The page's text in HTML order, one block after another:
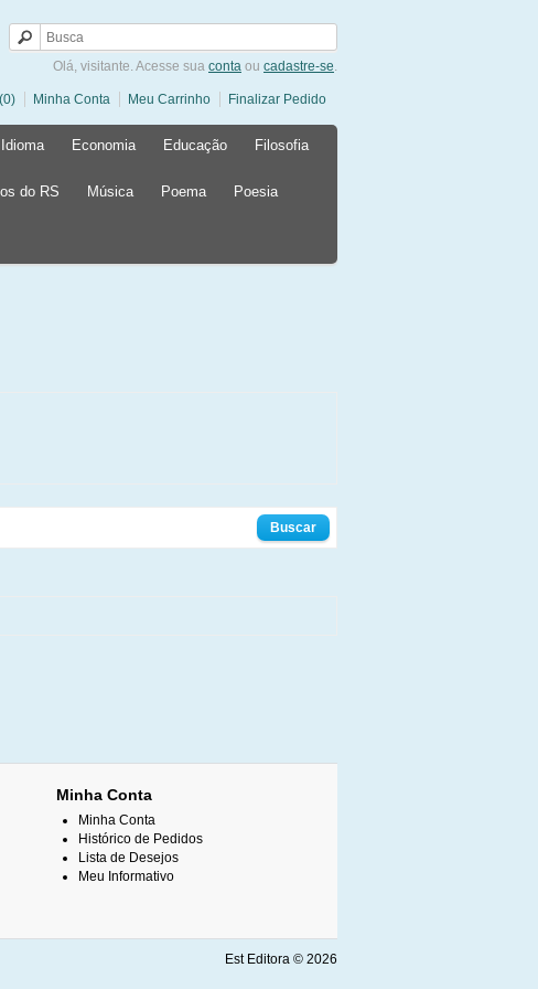
Olá, visitante. Acesse sua conta ou cadastre-se.
Minha Conta Meu Carrinho Finalizar Pedido
Economia Educação Filosofia
do RS Música Poema Poesia
Minha Conta
Minha Conta
Histórico de Pedidos
Lista de Desejos
Meu Informativo
Est Editora © 2026